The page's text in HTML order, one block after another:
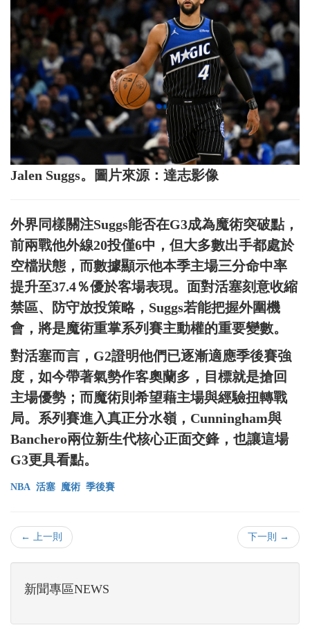
Jalen Suggs。圖片來源：達志影像
外界同樣關注Suggs能否在G3成為魔術突破點，
前兩戰他外線20投僅6中，但大多數出手都處於
空檔狀態，而數據顯示他本季主場三分命中率
提升至37.4％優於客場表現。面對活塞刻意收縮
禁區、防守放投策略，Suggs若能把握外圍機
會，將是魔術重掌系列賽主動權的重要變數。
對活塞而言，G2證明他們已逐漸適應季後賽強
度，如今帶著氣勢作客奧蘭多，目標就是搶回
主場優勢；而魔術則希望藉主場與經驗扭轉戰
局。系列賽進入真正分水嶺，Cunningham與
Banchero兩位新生代核心正面交鋒，也讓這場
G3更具看點。
NBA 活塞 魔術 季後賽
← 上一則 下一則 →
新聞專區NEWS